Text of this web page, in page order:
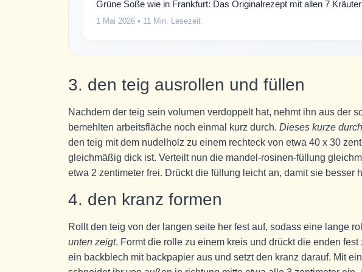
Grüne Soße wie in Frankfurt: Das Originalrezept mit allen 7
1 Mai 2026 • 11 Min. Lesezeit
3. den teig ausrollen und füllen
Nachdem der teig sein volumen verdoppelt hat, nehmt ihn aus der
bemehlten arbeitsfläche noch einmal kurz durch. Dieses kurze
den teig mit dem nudelholz zu einem rechteck von etwa 40 x 30
gleichmäßig dick ist. Verteilt nun die mandel-rosinen-füllung
etwa 2 zentimeter frei. Drückt die füllung leicht an, damit sie besser
4. den kranz formen
Rollt den teig von der langen seite her fest auf, sodass eine lange
unten zeigt. Formt die rolle zu einem kreis und drückt die enden
ein backblech mit backpapier aus und setzt den kranz darauf. Mit